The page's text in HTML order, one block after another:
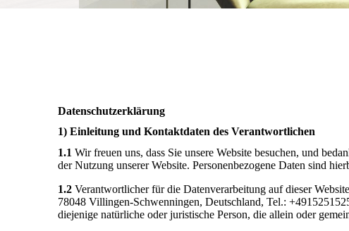
Datenschutzerklärung
1) Einleitung und Kontaktdaten des Verantwortlichen
1.1 Wir freuen uns, dass Sie unsere Website besuchen, und
der Nutzung unserer Website. Personenbezogene Daten sind
1.2 Verantwortlicher für die Datenverarbeitung auf dieser
78048 Villingen-Schwenningen, Deutschland, Tel.:
diejenige natürliche oder juristische Person, die allein oder